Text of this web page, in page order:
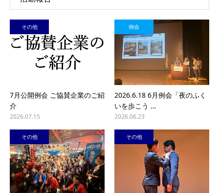
その他
7月公開例会 ご協賛企業のご紹
介
2026.07.15
例会
2026.6.18 6月例会「夜のふく
いを歩こう …
2026.06.23
その他 その他